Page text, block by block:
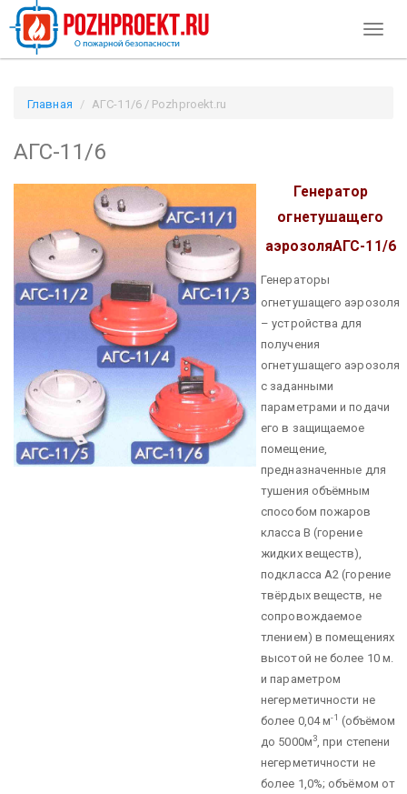
Главная АГС-11/6 / Pozhproekt.ru
АГС-11/6
Генератор
огнетушащего
аэрозоляАГС-11/6
Генераторы
огнетушащего аэрозоля
– устройства для
получения
огнетушащего аэрозоля
с заданными
параметрами и подачи
его в защищаемое
помещение,
предназначенные для
тушения объёмным
способом пожаров
класса В (горение
жидких веществ),
подкласса А2 (горение
твёрдых веществ, не
сопровождаемое
тлением) в помещениях
высотой не более 10 м.
и параметром
негерметичности не
более 0,04 м-1 (объёмом
до 5000м3, при степени
негерметичности не
более 1,0%; объёмом от